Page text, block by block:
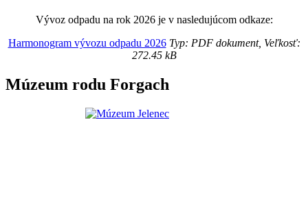
Vývoz odpadu na rok 2026 je v nasledujúcom odkaze:
Harmonogram vývozu odpadu 2026Typ: PDF dokument, Veľkosť:
272.45 kB
Múzeum rodu Forgach